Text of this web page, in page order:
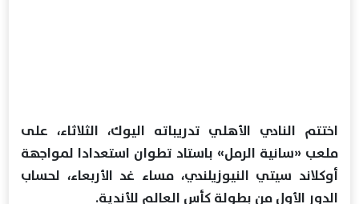
اختتم النادي الأهلي تدريباته اليوك، الثلاثاء، على
ملعب «سانية الرمل» باستاد تطوان استعدادا لمواجهة
أوكلاند سيتي النيوزيلندي، مساء غد الأربعاء، لحساب
الدور الأول من بطولة كأس العالم للأندية.